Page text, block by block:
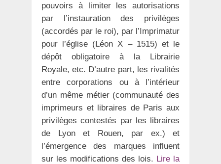
pouvoirs à limiter les autorisations
par l’instauration des privilèges
(accordés par le roi), par l’Imprimatur
pour l’église (Léon X – 1515) et le
dépôt obligatoire à la Librairie
Royale, etc. D’autre part, les rivalités
entre corporations ou à l’intérieur
d’un même métier (communauté des
imprimeurs et libraires de Paris aux
privilèges contestés par les libraires
de Lyon et Rouen, par ex.) et
l’émergence des marques influent
sur les modifications des lois. Lire la